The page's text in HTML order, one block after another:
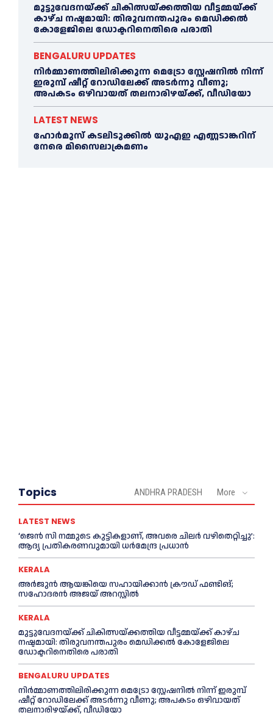
മുട്ടുവേദനയ്ക്ക് ചികിത്സയ്ക്കത്തിയ വീട്ടമ്മയ്ക്ക്
കാഴ്ച നഷ്ടമായി: തിരുവനന്തപുരം മെഡിക്കല്‍
കോളേജിലെ ഡോക്ടറിനെതിരെ പരാതി
BENGALURU UPDATES
നിർമ്മാണത്തിലിരിക്കുന്ന മെട്രോ സ്റ്റേഷനിൽ നിന്ന്
ഇരുമ്പ് ഷീറ്റ് റോഡിലേക്ക് അടർന്നു വീണു;
അപകടം ഒഴിവായത് തലനാരിഴയ്ക്ക്, വീഡിയോ
LATEST NEWS
ഹോര്‍മുസ് കടലിടുക്കില്‍ യുഎഇ എണ്ണടാങ്കറിന്
നേരെ മിസൈലാക്രമണം
Topics ANDHRA PRADESH More
LATEST NEWS
‘ജെൻ സി നമ്മുടെ കുട്ടികളാണ്, അവരെ ചിലര്‍ വഴിതെറ്റിച്ചു’:
ആദ്യ പ്രതികരണവുമായി ധര്‍മേന്ദ്ര പ്രധാൻ
KERALA
അര്‍ജുന്‍ ആയങ്കിയെ സഹായിക്കാൻ ക്രൗഡ് ഫണ്ടിങ്;
സഹോദരന്‍ അജയ് അറസ്റ്റില്‍
KERALA
മുട്ടുവേദനയ്ക്ക് ചികിത്സയ്ക്കത്തിയ വീട്ടമ്മയ്ക്ക് കാഴ്ച
നഷ്ടമായി: തിരുവനന്തപുരം മെഡിക്കല്‍ കോളേജിലെ
ഡോക്ടറിനെതിരെ പരാതി
BENGALURU UPDATES
നിർമ്മാണത്തിലിരിക്കുന്ന മെട്രോ സ്റ്റേഷനിൽ നിന്ന് ഇരുമ്പ്
ഷീറ്റ് റോഡിലേക്ക് അടർന്നു വീണു; അപകടം ഒഴിവായത്
തലനാരിഴയ്ക്ക്, വീഡിയോ